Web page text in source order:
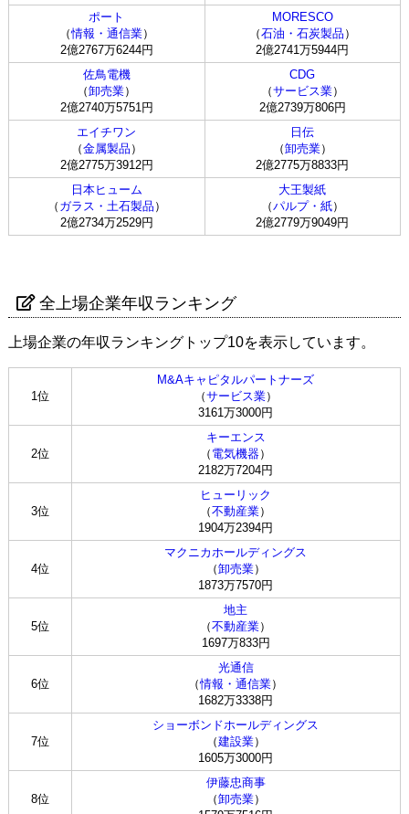
ポート
（情報・通信業）
2億2767万6244円
MORESCO
（石油・石炭製品 ）
2億2741万5944円
佐鳥電機
（卸売業）
2億2740万5751円
CDG
（サービス業）
2億2739万806円
エイチワン
（金属製品 ）
2億2775万3912円
日伝
（卸売業）
2億2775万8833円
日本ヒューム
（ ガラス・土石製品 ）
2億2734万2529円
大王製紙
（パルプ・紙）
2億2779万9049円
全上場企業年収ランキング
上場企業の年収ランキングトップ10を表示しています。
1位
M&Aキャピタルパートナーズ
（サービス業）
3161万3000円
2位
キーエンス
（ 電気機器）
2182万7204円
3位
ヒューリック
（不動産業）
1904万2394円
4位
マクニカホールディングス
（卸売業）
1873万7570円
5位
地主
（不動産業）
1697万833円
6位
光通信
（情報・通信業）
1682万3338円
7位
ショーボンドホールディングス
（建設業）
1605万3000円
8位
伊藤忠商事
（卸売業）